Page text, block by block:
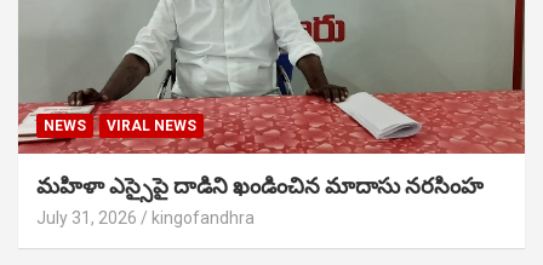
NEWS VIRAL NEWS
మహిళా ఎస్సైపై దాడిని ఖండించిన మాదాసు నరసింహ
July 31, 2026 kingofandhra